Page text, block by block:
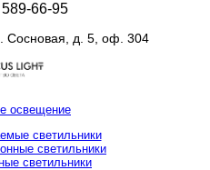
66-95
Сосновая, д. 5, оф. 304
освещение
светильники
светильники
светильники